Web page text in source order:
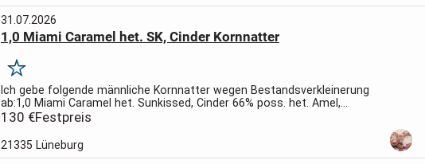
31.07.2026
1,0 Miami Caramel het. SK, Cinder Kornnatter
Merken
Ich gebe folgende männliche Kornnatter wegen Bestandsverkleinerung
ab:1,0 Miami Caramel het. Sunkissed, Cinder 66% poss. het. Amel,
BloodredDie letzten drei Bilder zeigen drei Nachkommen von ihm....
130 €Festpreis
21335 Lüneburg